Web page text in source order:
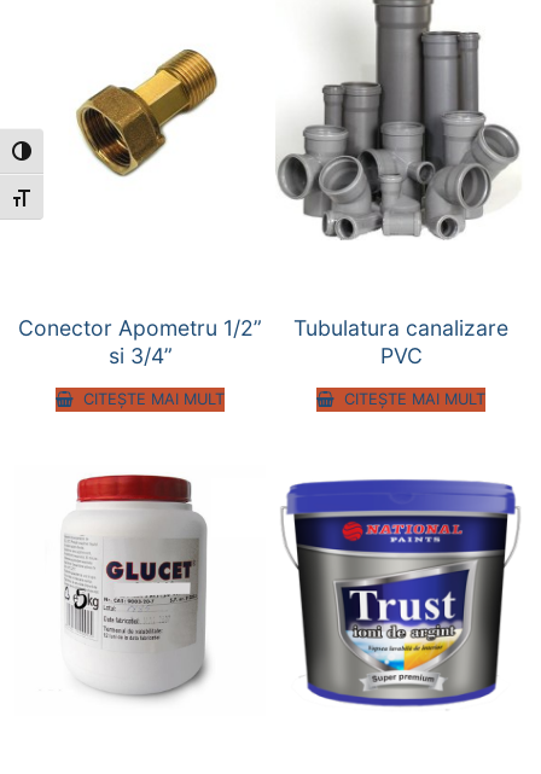
Toggle High Contrast
Toggle Font size
Conector Apometru 1/2”
si 3/4”
CITEȘTE MAI MULT
Tubulatura canalizare
PVC
CITEȘTE MAI MULT